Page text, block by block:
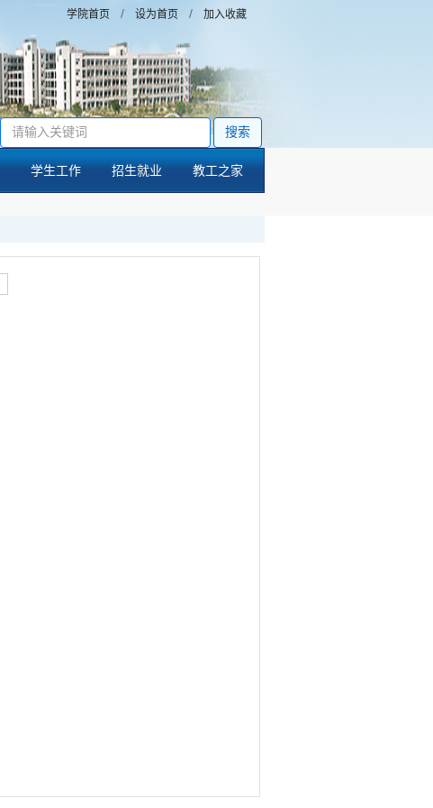
学院首页 / 设为首页 / 加入收藏
搜索
学生工作 招生就业 教工之家